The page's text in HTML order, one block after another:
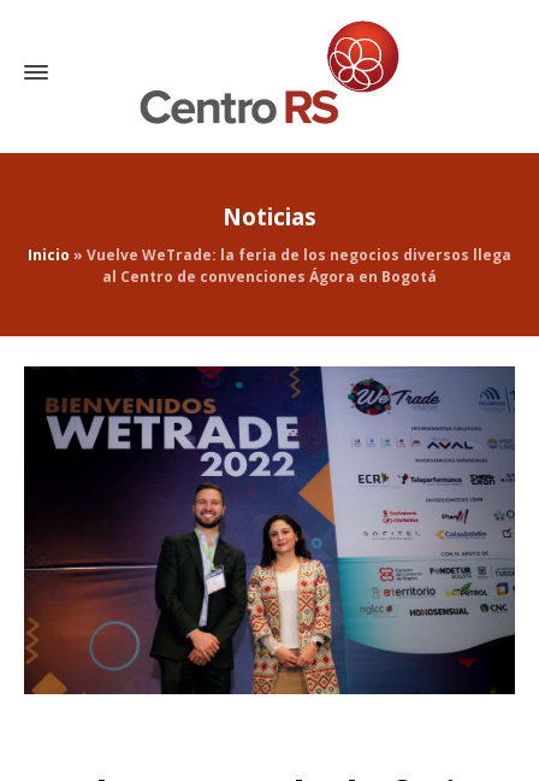
Noticias
Inicio » Vuelve WeTrade: la feria de los negocios diversos llega
al Centro de convenciones Ágora en Bogotá